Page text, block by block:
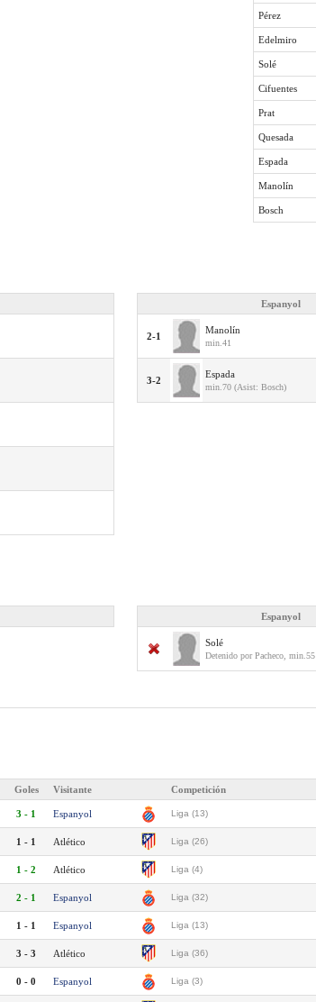
Pérez
Edelmiro
Solé
Cifuentes
Prat
Quesada
Espada
Manolín
Bosch
Espanyol
2-1
Manolín
min.41
3-2
Espada
min.70 (Asist: Bosch)
Espanyol
Solé
Detenido por Pacheco, min.55
Goles Visitante Competición
3 - 1 Espanyol Liga (13)
1 - 1 Atlético Liga (26)
1 - 2 Atlético Liga (4)
2 - 1 Espanyol Liga (32)
1 - 1 Espanyol Liga (13)
3 - 3 Atlético Liga (36)
0 - 0 Espanyol Liga (3)